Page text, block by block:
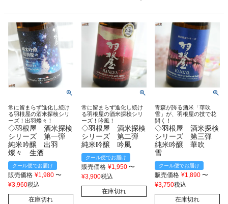
常に留まらず進化し続け
る羽根屋の酒米探検シリ
ーズ！出羽燦々！
◇羽根屋 酒米探検
シリーズ 第一弾
純米吟醸 出羽
燦々 生酒
クール便でお届け
販売価格 ¥1,980 〜
¥3,960税込
在庫切れ
常に留まらず進化し続け
る羽根屋の酒米探検シリ
ーズ！吟風！
◇羽根屋 酒米探検
シリーズ 第二弾
純米吟醸 吟風
クール便でお届け
販売価格 ¥1,950 〜
¥3,900税込
在庫切れ
青森が誇る酒米「華吹
雪」が、羽根屋の技で花
開く！
◇羽根屋 酒米探検
シリーズ 第三弾
純米吟醸 華吹
雪
クール便でお届け
販売価格 ¥1,890 〜
¥3,750税込
在庫切れ